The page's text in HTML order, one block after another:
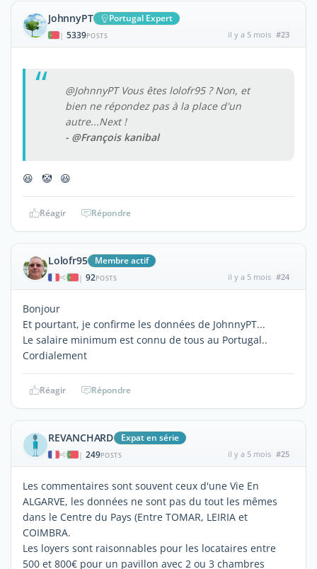
JohnnyPT Portugal Expert
| 5339POSTS il y a 5 mois #23
@JohnnyPT Vous êtes lolofr95 ? Non, et
bien ne répondez pas à la place d'un
autre...Next !
- @François kanibal
😆 🤡 😆
Réagir Répondre
Lolofr95 Membre actif
| 92POSTS il y a 5 mois #24
Bonjour
Et pourtant, je confirme les données de JohnnyPT...
Le salaire minimum est connu de tous au Portugal..
Cordialement
Réagir Répondre
REVANCHARD Expat en série
| 249POSTS il y a 5 mois #25
Les commentaires sont souvent ceux d'une Vie En
ALGARVE, les données ne sont pas du tout les mêmes
dans le Centre du Pays (Entre TOMAR, LEIRIA et
COIMBRA.
Les loyers sont raisonnables pour les locataires entre
500 et 800€ pour un pavillon avec 2 ou 3 chambres